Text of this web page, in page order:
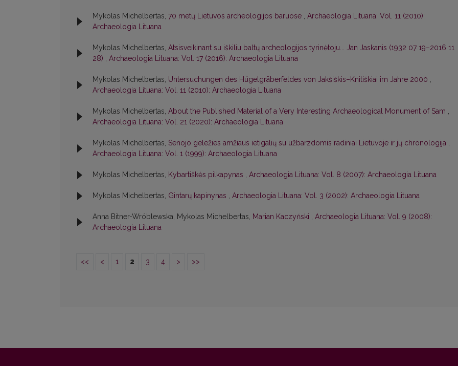
Mykolas Michelbertas, 70 metų Lietuvos archeologijos baruose , Archaeologia Lituana: Vol. 11 (2010):
Archaeologia Lituana
Mykolas Michelbertas, Atsisveikinant su iškiliu baltų archeologijos tyrinėtoju... Jan Jaskanis (1932 07 19–2016 11
28) , Archaeologia Lituana: Vol. 17 (2016): Archaeologia Lituana
Mykolas Michelbertas, Untersuchungen des Hügelgräberfeldes von Jakšiškis–Knitiškiai im Jahre 2000 ,
Archaeologia Lituana: Vol. 11 (2010): Archaeologia Lituana
Mykolas Michelbertas, About the Published Material of a Very Interesting Archaeological Monument of Sam ,
Archaeologia Lituana: Vol. 21 (2020): Archaeologia Lituana
Mykolas Michelbertas, Senojo geležies amžiaus ietigalių su užbarzdomis radiniai Lietuvoje ir jų chronologija ,
Archaeologia Lituana: Vol. 1 (1999): Archaeologia Lituana
Mykolas Michelbertas, Kybartiškės pilkapynas , Archaeologia Lituana: Vol. 8 (2007): Archaeologia Lituana
Mykolas Michelbertas, Gintarų kapinynas , Archaeologia Lituana: Vol. 3 (2002): Archaeologia Lituana
Anna Bitner-Wróblewska, Mykolas Michelbertas, Marian Kaczyński , Archaeologia Lituana: Vol. 9 (2008):
Archaeologia Lituana
<< < 1 2 3 4 > >>